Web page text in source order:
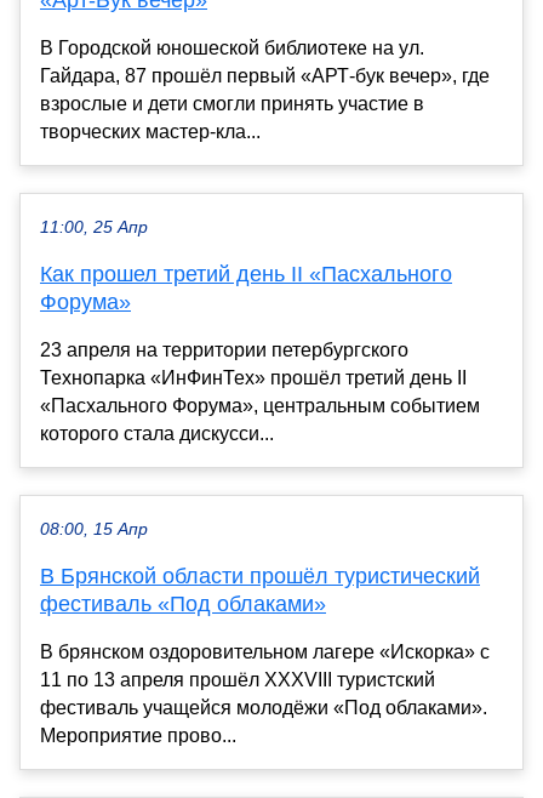
В Городской юношеской библиотеке на ул.
Гайдара, 87 прошёл первый «АРТ-бук вечер», где
взрослые и дети смогли принять участие в
творческих мастер-кла...
11:00, 25 Апр
Как прошел третий день II «Пасхального
Форума»
23 апреля на территории петербургского
Технопарка «ИнФинТех» прошёл третий день II
«Пасхального Форума», центральным событием
которого стала дискусси...
08:00, 15 Апр
В Брянской области прошёл туристический
фестиваль «Под облаками»
В брянском оздоровительном лагере «Искорка» с
11 по 13 апреля прошёл XXXVIII туристский
фестиваль учащейся молодёжи «Под облаками».
Мероприятие прово...